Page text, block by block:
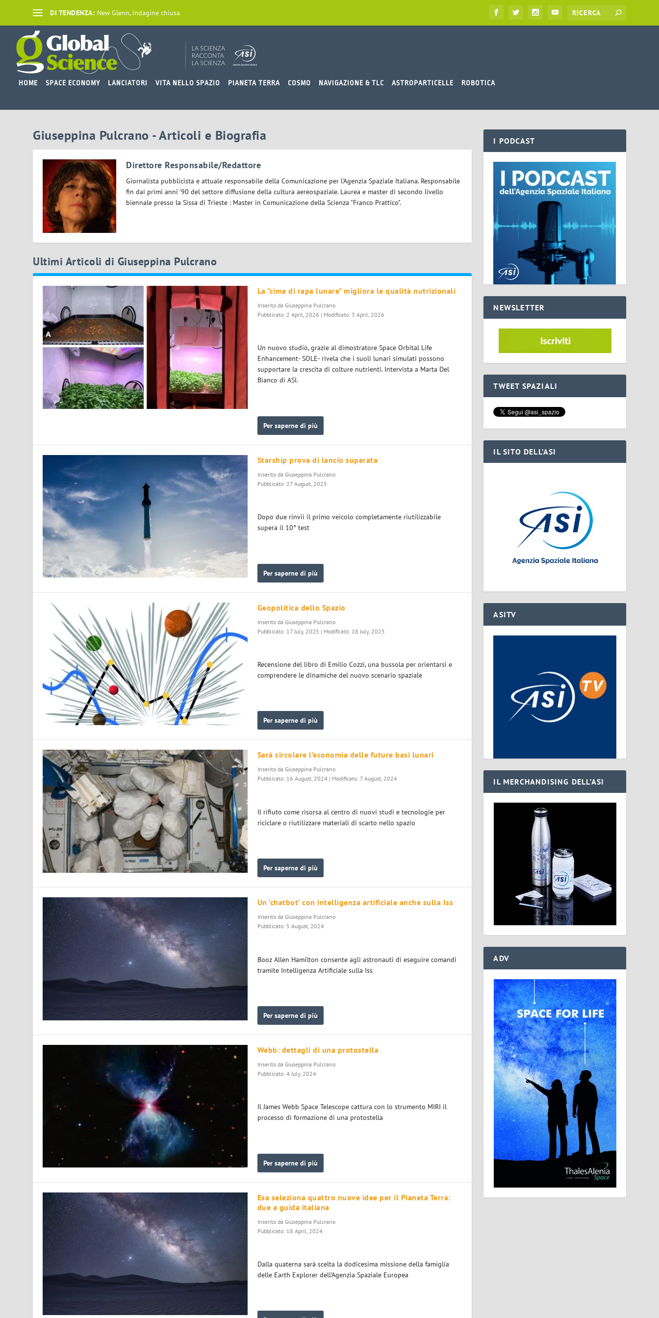
DI TENDENZA: New Glenn, indagine chiusa
HOME SPACE ECONOMY LANCIATORI VITA NELLO SPAZIO PIANETA TERRA COSMO NAVIGAZIONE & TLC ASTROPARTICELLE ROBOTICA
Giuseppina Pulcrano - Articoli e Biografia
Direttore Responsabile/Redattore
Giornalista pubblicista e attuale responsabile della Comunicazione per l'Agenzia Spaziale Italiana. Responsabile
fin dai primi anni '90 del settore diffusione della cultura aereospaziale. Laurea e master di secondo livello
biennale presso la Sissa di Trieste : Master in Comunicazione della Scienza "Franco Prattico".
Ultimi Articoli di Giuseppina Pulcrano
La “cima di rapa lunare” migliora le qualità nutrizionali
Inserito da Giuseppina Pulcrano
Pubblicato: 2 April, 2026 | Modificato: 3 April, 2026
Un nuovo studio, grazie al dimostratore Space Orbital Life
Enhancement- SOLE- rivela che i suoli lunari simulati possono
supportare la crescita di colture nutrienti. Intervista a Marta Del
Bianco di ASI.
Per saperne di più
Starship prova di lancio superata
Inserito da Giuseppina Pulcrano
Pubblicato: 27 August, 2025
Dopo due rinvii il primo veicolo completamente riutilizzabile
supera il 10° test
Per saperne di più
Geopolitica dello Spazio
Inserito da Giuseppina Pulcrano
Pubblicato: 17 July, 2025 | Modificato: 18 July, 2025
Recensione del libro di Emilio Cozzi, una bussola per orientarsi e
comprendere le dinamiche del nuovo scenario spaziale
Per saperne di più
Sarà circolare l’economia delle future basi lunari
Inserito da Giuseppina Pulcrano
Pubblicato: 16 August, 2024 | Modificato: 7 August, 2024
Il rifiuto come risorsa al centro di nuovi studi e tecnologie per
riciclare o riutilizzare materiali di scarto nello spazio
Per saperne di più
Un ‘chatbot’ con intelligenza artificiale anche sulla Iss
Inserito da Giuseppina Pulcrano
Pubblicato: 5 August, 2024
Booz Allen Hamilton consente agli astronauti di eseguire comandi
tramite Intelligenza Artificiale sulla Iss
Per saperne di più
Webb: dettagli di una protostella
Inserito da Giuseppina Pulcrano
Pubblicato: 4 July, 2024
Il James Webb Space Telescope cattura con lo strumento MIRI il
processo di formazione di una protostella
Per saperne di più
Esa seleziona quattro nuove idee per il Pianeta Terra:
due a guida italiana
Inserito da Giuseppina Pulcrano
Pubblicato: 18 April, 2024
Dalla quaterna sarà scelta la dodicesima missione della famiglia
delle Earth Explorer dell’Agenzia Spaziale Europea
I PODCAST
NEWSLETTER
TWEET SPAZIALI
IL SITO DELL’ASI
ASITV
IL MERCHANDISING DELL’ASI
ADV